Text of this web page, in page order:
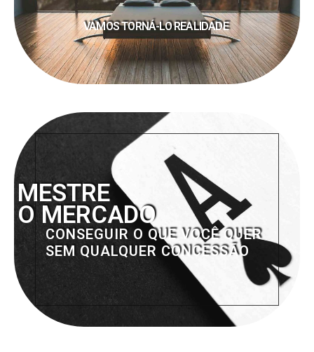
VAMOS TORNÁ-LO REALIDADE
MESTRE
O MERCADO
CONSEGUIR O QUE VOCÊ QUER
SEM QUALQUER CONCESSÃO